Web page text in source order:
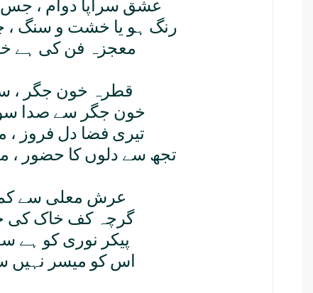
عشق سراپا دوام ، جس
رنگ ہو يا خشت و سنگ
معجزہ فن کی ہے
قطرہ خون جگر ،
خون جگر سے صدا
تيری فضا دل فروز ،
تجھ سے دلوں کا حضور
عرش معلی سے کم
گرچہ کف خاک کی
پيکر نوری کو ہے
اس کو ميسر نہيں